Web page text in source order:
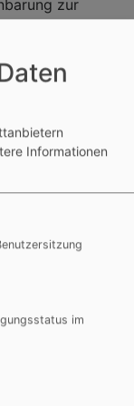
zur
Camp und
Härtefällen
ganz
(Evang.-Luth.
Informationen
im